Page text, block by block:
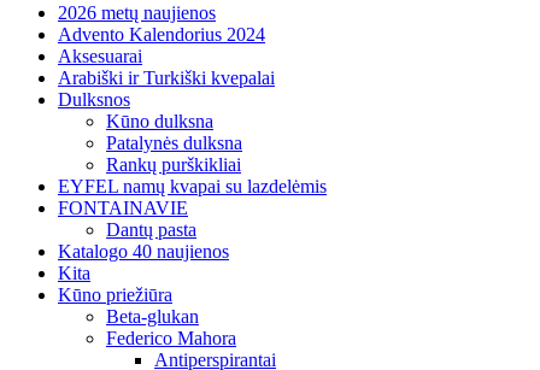
2026 metų naujienos
Advento Kalendorius 2024
Aksesuarai
Arabiški ir Turkiški kvepalai
Dulksnos
Kūno dulksna
Patalynės dulksna
Rankų purškikliai
EYFEL namų kvapai su lazdelėmis
FONTAINAVIE
Dantų pasta
Katalogo 40 naujienos
Kita
Kūno priežiūra
Beta-glukan
Federico Mahora
Antiperspirantai